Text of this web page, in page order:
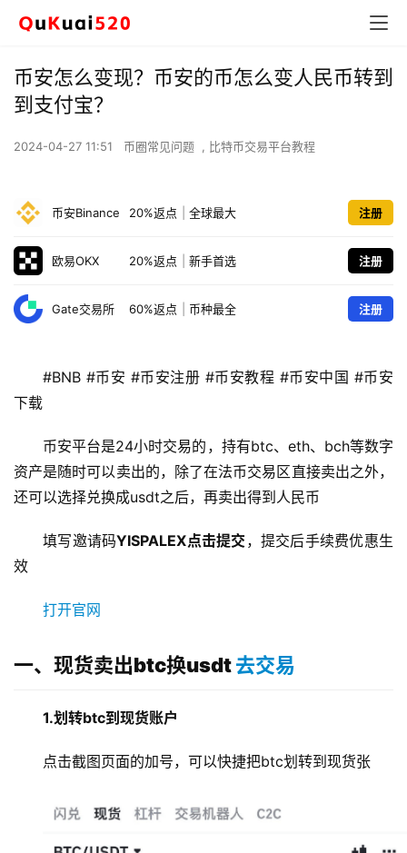
币安怎么变现？币安的币怎么变人民币转到
到支付宝？
2024-04-27 11:51 币圈常见问题 , 比特币交易平台教程
币安Binance 20%返点 全球最大 注册
欧易OKX 20%返点 新手首选 注册
Gate交易所 60%返点 币种最全 注册
#BNB #币安 #币安注册 #币安教程 #币安中国 #币安
下载
币安平台是24小时交易的，持有btc、eth、bch等数字
资产是随时可以卖出的，除了在法币交易区直接卖出之外，
还可以选择兑换成usdt之后，再卖出得到人民币
填写邀请码YISPALEX点击提交 ，提交后手续费优惠生
效
打开官网
一、现货卖出btc换usdt去交易
1.划转btc到现货账户
点击截图页面的加号，可以快捷把btc划转到现货张